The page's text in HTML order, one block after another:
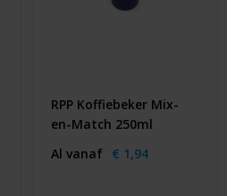
RPP Koffiebeker Mix-
en-Match 250ml
Al vanaf € 1,94